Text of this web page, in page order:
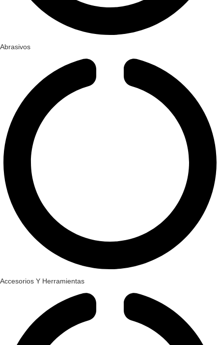
Abrasivos
Accesorios Y Herramientas